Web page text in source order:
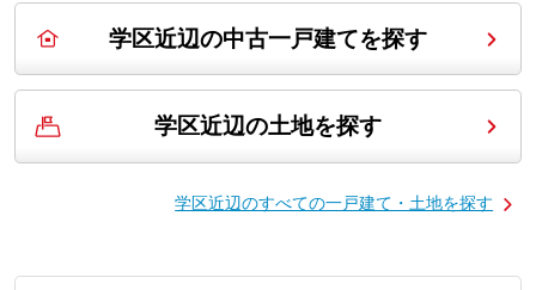
学区近辺の中古一戸建てを探す
学区近辺の土地を探す
学区近辺のすべての一戸建て・土地を探す